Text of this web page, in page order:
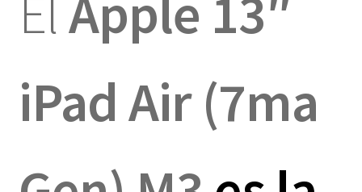
ElApple 13″
iPad Air (7ma